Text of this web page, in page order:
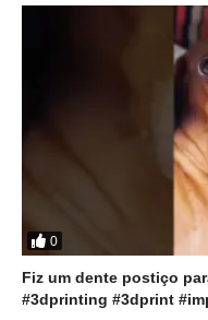
0
Fiz um dente postiço
#3dprinting #3dprint